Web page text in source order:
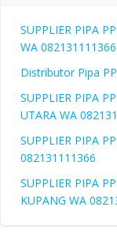
SUPPLIER PIPA
WA 082131111366
Distributor Pipa
SUPPLIER PIPA
UTARA WA
SUPPLIER PIPA
082131111366
SUPPLIER PIPA
KUPANG WA